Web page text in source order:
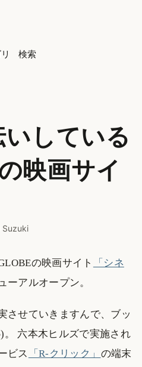
検索
している
映画サイ
Suzuki
の映画サイト
「シネ
ーアルオープン。
させていきますんで、ブッ
六本木ヒルズで実施され
ビス
「R-クリック」 の端末